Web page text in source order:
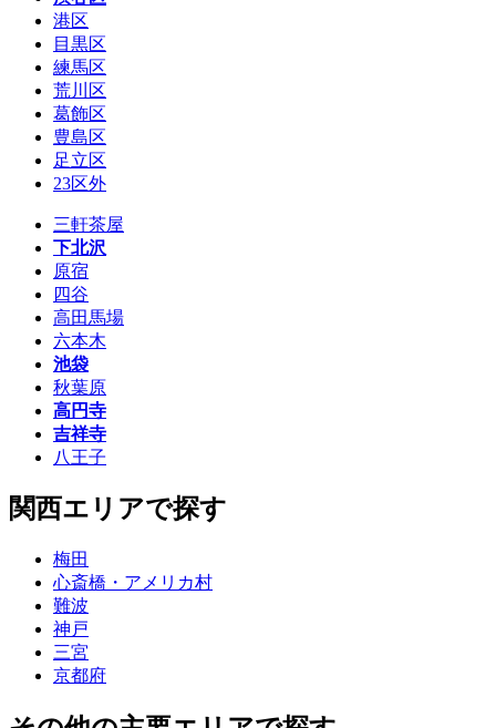
港区
目黒区
練馬区
荒川区
葛飾区
豊島区
足立区
23区外
三軒茶屋
下北沢
原宿
四谷
高田馬場
六本木
池袋
秋葉原
高円寺
吉祥寺
八王子
関西エリアで探す
梅田
心斎橋・アメリカ村
難波
神戸
三宮
京都府